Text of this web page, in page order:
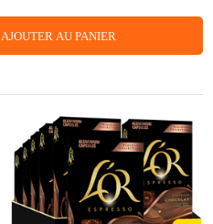
AJOUTER AU PANIER